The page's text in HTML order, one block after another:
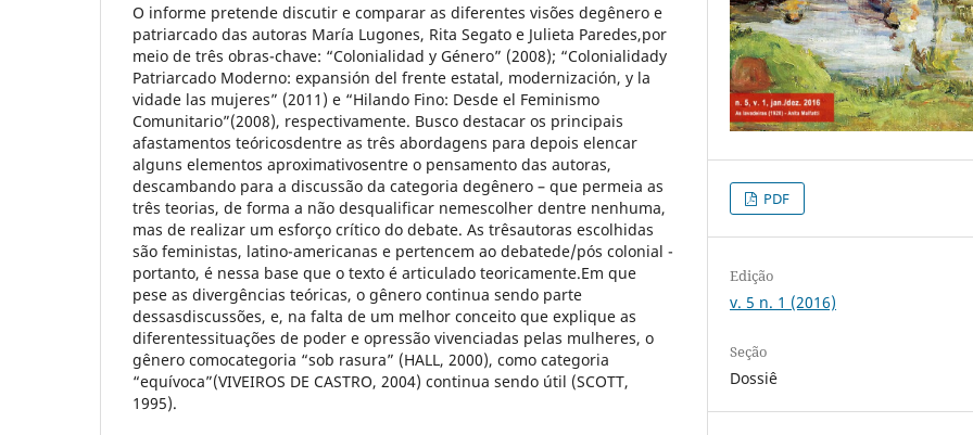
O informe pretende discutir e comparar as diferentes visões degênero e
patriarcado das autoras María Lugones, Rita Segato e Julieta Paredes,por
meio de três obras-chave: “Colonialidad y Género” (2008); “Colonialidady
Patriarcado Moderno: expansión del frente estatal, modernización, y la
vidade las mujeres” (2011) e “Hilando Fino: Desde el Feminismo
Comunitario”(2008), respectivamente. Busco destacar os principais
afastamentos teóricosdentre as três abordagens para depois elencar
alguns elementos aproximativosentre o pensamento das autoras,
descambando para a discussão da categoria degênero – que permeia as
três teorias, de forma a não desqualificar nemescolher dentre nenhuma,
mas de realizar um esforço crítico do debate. As trêsautoras escolhidas
são feministas, latino-americanas e pertencem ao debatede/pós colonial -
portanto, é nessa base que o texto é articulado teoricamente.Em que
pese as divergências teóricas, o gênero continua sendo parte
dessasdiscussões, e, na falta de um melhor conceito que explique as
diferentessituações de poder e opressão vivenciadas pelas mulheres, o
gênero comocategoria “sob rasura” (HALL, 2000), como categoria
“equívoca”(VIVEIROS DE CASTRO, 2004) continua sendo útil (SCOTT,
1995).
PDF
Edição
v. 5 n. 1 (2016)
Seção
Dossiê